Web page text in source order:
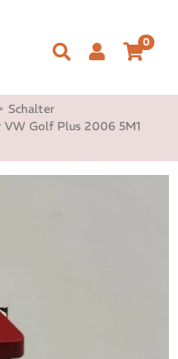
0
Schalter
Golf Plus 2006 5M1